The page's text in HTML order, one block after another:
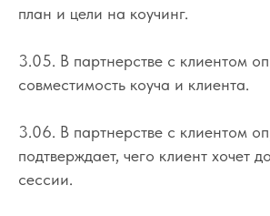
план и цели на коучинг.
3.05. В партнерстве с клиентом
совместимость коуча и клиента.
3.06. В партнерстве с клиентом
подтверждает, чего клиент хочет
сессии.